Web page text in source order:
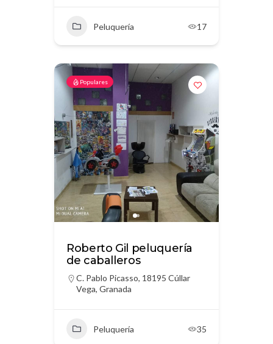
Peluquería 17
Populares
Roberto Gil peluquería
de caballeros
C. Pablo Picasso, 18195 Cúllar
Vega, Granada
Peluquería 35